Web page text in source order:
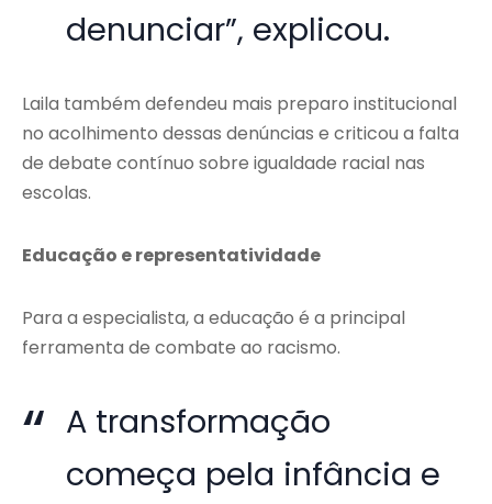
denunciar”, explicou.
Laila também defendeu mais preparo institucional
no acolhimento dessas denúncias e criticou a falta
de debate contínuo sobre igualdade racial nas
escolas.
Educação e representatividade
Para a especialista, a educação é a principal
ferramenta de combate ao racismo.
A transformação
começa pela infância e